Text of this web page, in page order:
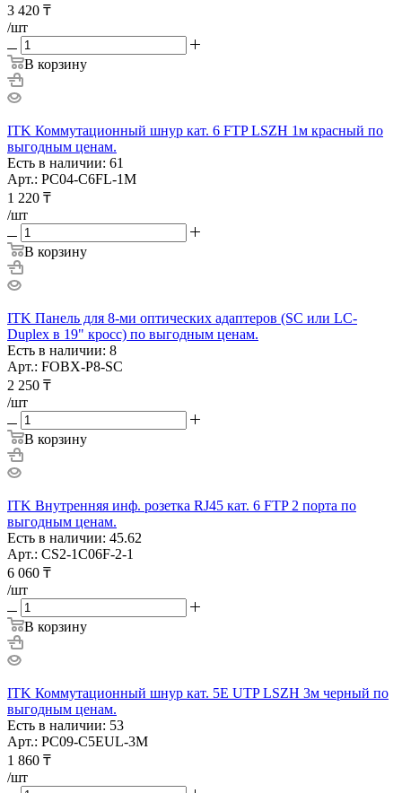
3 420 ₸
/шт
В корзину
ITK Коммутационный шнур кат. 6 FTP LSZH 1м красный по
выгодным ценам.
Есть в наличии: 61
Арт.: PC04-C6FL-1M
1 220 ₸
/шт
В корзину
ITK Панель для 8-ми оптических адаптеров (SC или LC-
Duplex в 19" кросс) по выгодным ценам.
Есть в наличии: 8
Арт.: FOBX-P8-SC
2 250 ₸
/шт
В корзину
ITK Внутренняя инф. розетка RJ45 кат. 6 FTP 2 порта по
выгодным ценам.
Есть в наличии: 45.62
Арт.: CS2-1C06F-2-1
6 060 ₸
/шт
В корзину
ITK Коммутационный шнур кат. 5Е UTP LSZH 3м черный по
выгодным ценам.
Есть в наличии: 53
Арт.: PC09-C5EUL-3M
1 860 ₸
/шт